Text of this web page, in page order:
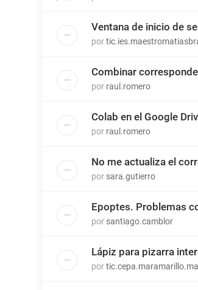
Ventana de inicio de
por
Combinar
por raul.romero
Colab en el Google
por raul.romero
No me actualiza el
por sara.gutierro
Epoptes. Problemas
por santiago.camblor
Lápiz para pizarra
por